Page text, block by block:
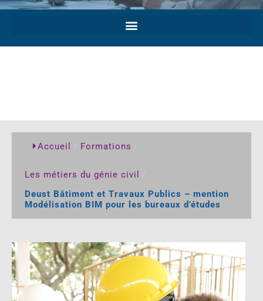
Accueil Formations
Les métiers du génie civil
Deust Bâtiment et Travaux Publics – mention
Modélisation BIM pour les bureaux d’études